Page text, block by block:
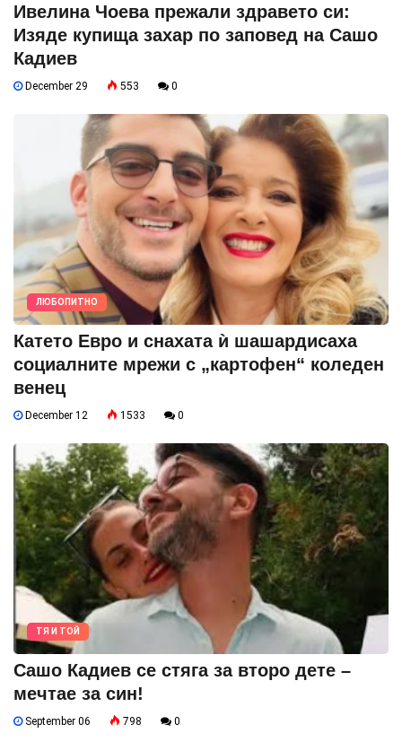
Ивелина Чоева прежали здравето си:
Изяде купища захар по заповед на Сашо
Кадиев
December 29 553 0
ЛЮБОПИТНО
Катето Евро и снахата ѝ шашардисаха
социалните мрежи с „картофен“ коледен
венец
December 12 1533 0
ТЯ И ТОЙ
Сашо Кадиев се стяга за второ дете –
мечтае за син!
September 06 798 0